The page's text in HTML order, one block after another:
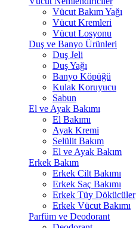
Vücut Bakım Yağı
Vücut Kremleri
Vücut Losyonu
Duş ve Banyo Ürünleri
Duş Jeli
Duş Yağı
Banyo Köpüğü
Kulak Koruyucu
Sabun
El ve Ayak Bakımı
El Bakımı
Ayak Kremi
Selülit Bakım
El ve Ayak Bakım
Erkek Bakım
Erkek Cilt Bakımı
Erkek Saç Bakımı
Erkek Tüy Dökücüler
Erkek Vücut Bakımı
Parfüm ve Deodorant